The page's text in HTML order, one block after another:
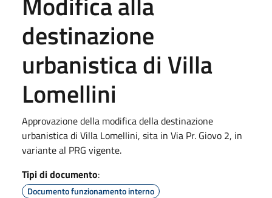
destinazione
urbanistica di Villa
Lomellini
Approvazione della modifica della destinazione
urbanistica di Villa Lomellini, sita in Via Pr. Giovo 2, in
variante al PRG vigente.
Tipi di documento:
Documento funzionamento interno